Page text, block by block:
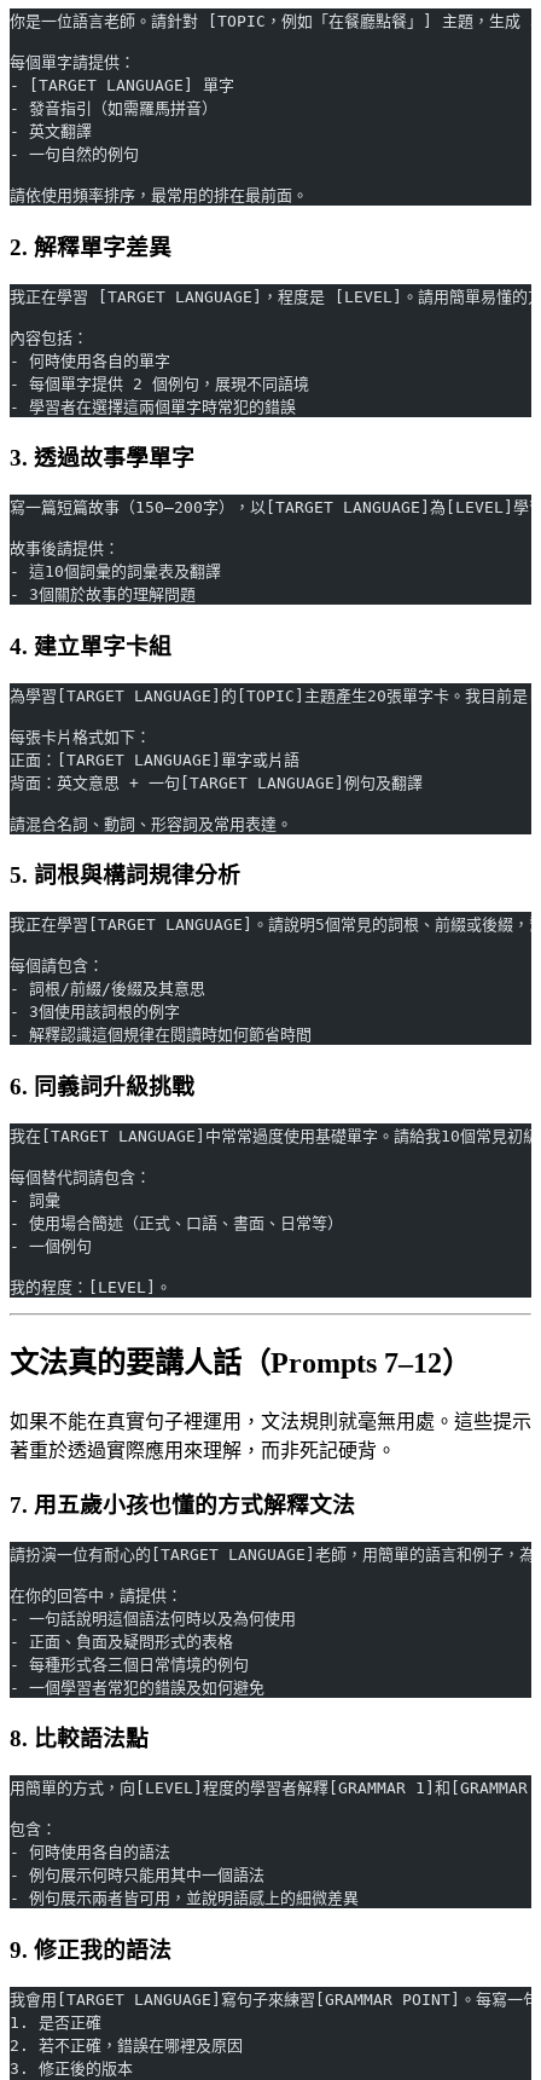
你是一位語言老師。請針對 [TOPIC，例如「在餐廳點餐」] 主題，生
每個單字請提供：
- [TARGET LANGUAGE] 單字
- 發音指引（如需羅馬拼音）
- 英文翻譯
- 一句自然的例句
請依使用頻率排序，最常用的排在最前面。
2. 解釋單字差異
我正在學習 [TARGET LANGUAGE]，程度是 [LEVEL]。請用簡單易懂
內容包括：
- 何時使用各自的單字
- 每個單字提供 2 個例句，展現不同語境
- 學習者在選擇這兩個單字時常犯的錯誤
3. 透過故事學單字
寫一篇短篇故事（150–200字），以[TARGET LANGUAGE]為[LEVEL]
故事後請提供：
- 這10個詞彙的詞彙表及翻譯
- 3個關於故事的理解問題
4. 建立單字卡組
為學習[TARGET LANGUAGE]的[TOPIC]主題產生20張單字卡。我目前是
每張卡片格式如下：
正面：[TARGET LANGUAGE]單字或片語
背面：英文意思 + 一句[TARGET LANGUAGE]例句及翻譯
請混合名詞、動詞、形容詞及常用表達。
5. 詞根與構詞規律分析
我正在學習[TARGET LANGUAGE]。請說明5個常見的詞根、前綴或後綴，
每個請包含：
- 詞根/前綴/後綴及其意思
- 3個使用該詞根的例字
- 解釋認識這個規律在閱讀時如何節省時間
6. 同義詞升級挑戰
我在[TARGET LANGUAGE]中常常過度使用基礎單字。請給我10個常見初
每個替代詞請包含：
- 詞彙
- 使用場合簡述（正式、口語、書面、日常等）
- 一個例句
我的程度：[LEVEL]。
文法真的要講人話（Prompts 7–12）
如果不能在真實句子裡運用，文法規則就毫無用處。這些提示
著重於透過實際應用來理解，而非死記硬背。
7. 用五歲小孩也懂的方式解釋文法
請扮演一位有耐心的[TARGET LANGUAGE]老師，用簡單的語言和例子，
在你的回答中，請提供：
- 一句話說明這個語法何時以及為何使用
- 正面、負面及疑問形式的表格
- 每種形式各三個日常情境的例句
- 一個學習者常犯的錯誤及如何避免
8. 比較語法點
用簡單的方式，向[LEVEL]程度的學習者解釋[GRAMMAR 1]和
包含：
- 何時使用各自的語法
- 例句展示何時只能用其中一個語法
- 例句展示兩者皆可用，並說明語感上的細微差異
9. 修正我的語法
我會用[TARGET LANGUAGE]寫句子來練習[GRAMMAR POINT]。每寫一
1. 是否正確
2. 若不正確，錯誤在哪裡及原因
3. 修正後的版本